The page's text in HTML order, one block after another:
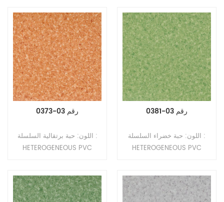
رقم 03-0373
اللون: حبة برتقالية السلسلة :
HETEROGENEOUS PVC
متعددة الطبقات) التنسيق: رولز
الحجم: 2.0mm (T) * 2.0m
رقم 03-0381
اللون: حبة خضراء السلسلة :
HETEROGENEOUS PVC
متعددة الطبقات) التنسيق: رولز
الحجم: 2.0mm (T) * 2.0m